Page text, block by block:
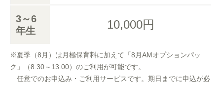
3～6
年生
10,000円
※夏季（8月）は月極保育料に加えて「8月AMオプションパッ
ク」（8:30～13:00）のご利用が可能です。
任意でのお申込み・ご利用サービスです。期日までに申込が必